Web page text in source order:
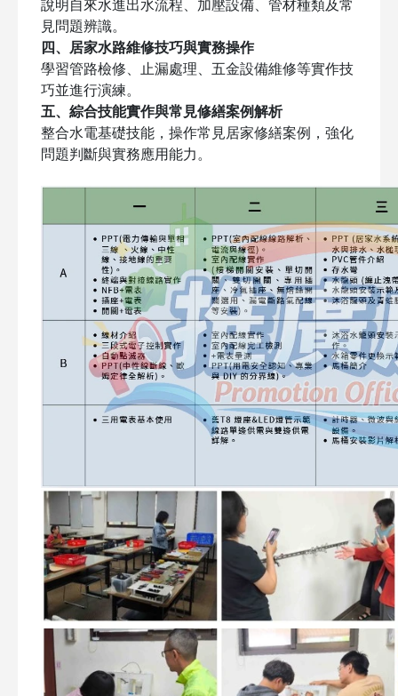
說明自來水進出水流程、加壓設備、管材種類及常
見問題辨識。
四、居家水路維修技巧與實務操作
學習管路檢修、止漏處理、五金設備維修等實作技
巧並進行演練。
五、綜合技能實作與常見修繕案例解析
整合水電基礎技能，操作常見居家修繕案例，強化
問題判斷與實務應用能力。